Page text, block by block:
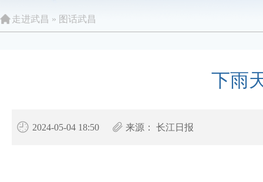
走进武昌 » 图话武昌
下雨
2024-05-04 18:50 来源： 长江日报